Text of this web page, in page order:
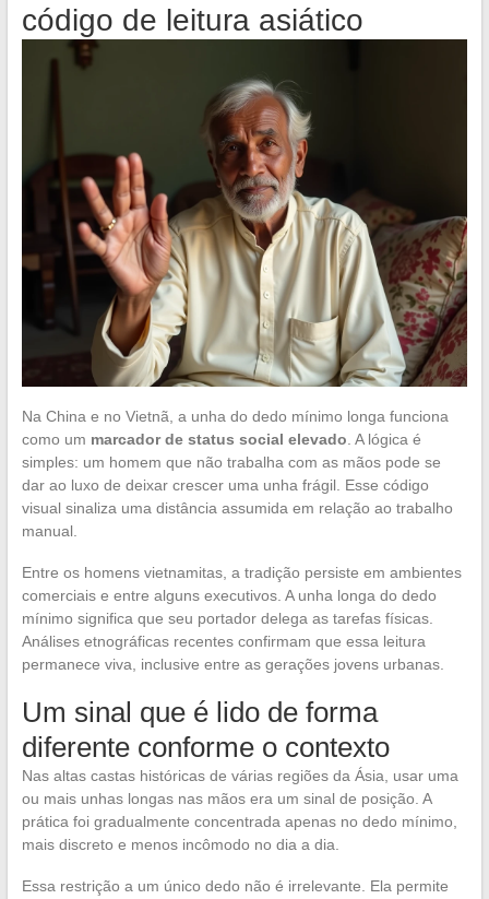
código de leitura asiático
Na China e no Vietnã, a unha do dedo mínimo longa funciona
como um marcador de status social elevado . A lógica é
simples: um homem que não trabalha com as mãos pode se
dar ao luxo de deixar crescer uma unha frágil. Esse código
visual sinaliza uma distância assumida em relação ao trabalho
manual.
Entre os homens vietnamitas, a tradição persiste em ambientes
comerciais e entre alguns executivos. A unha longa do dedo
mínimo significa que seu portador delega as tarefas físicas.
Análises etnográficas recentes confirmam que essa leitura
permanece viva, inclusive entre as gerações jovens urbanas.
Um sinal que é lido de forma
diferente conforme o contexto
Nas altas castas históricas de várias regiões da Ásia, usar uma
ou mais unhas longas nas mãos era um sinal de posição. A
prática foi gradualmente concentrada apenas no dedo mínimo,
mais discreto e menos incômodo no dia a dia.
Essa restrição a um único dedo não é irrelevante. Ela permite